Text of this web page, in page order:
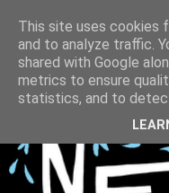
This site uses cookies
and to analyze traffic.
shared with Google
metrics to ensure
statistics, and to